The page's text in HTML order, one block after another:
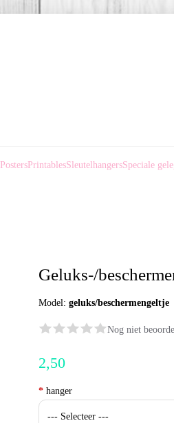
PostersPrintablesSleutelhangersSpeciale
Geluks-/
Model:geluks/beschermengeltje
Nog niet
2,50
* hanger